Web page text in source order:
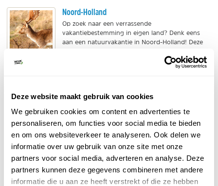
Deze website maakt gebruik van cookies
We gebruiken cookies om content en advertenties te
personaliseren, om functies voor social media te bieden
en om ons websiteverkeer te analyseren. Ook delen we
informatie over uw gebruik van onze site met onze
partners voor social media, adverteren en analyse. Deze
partners kunnen deze gegevens combineren met andere
informatie die u aan ze heeft verstrekt of die ze hebben
Noord-Holland
Op zoek naar een verrassende
vakantiebestemming in eigen land? Denk eens
aan een natuurvakantie in Noord-Holland! Deze
Het Nationaal Park Lauwersmeer was ooit de
Lauwerszee. Bij de uitvoering van het Deltaplan
water van weleer...
BEKIJK
Dark Sky Park Lauwersmeer